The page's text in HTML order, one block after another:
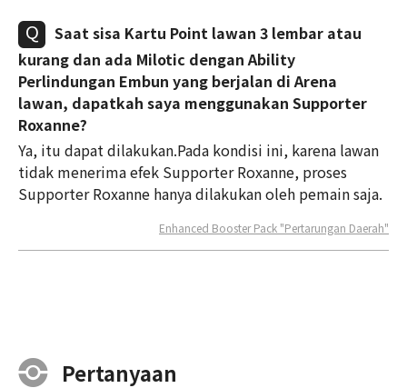
Saat sisa Kartu Point lawan 3 lembar atau
kurang dan ada Milotic dengan Ability
Perlindungan Embun yang berjalan di Arena
lawan, dapatkah saya menggunakan Supporter
Roxanne?
Ya, itu dapat dilakukan.Pada kondisi ini, karena lawan
tidak menerima efek Supporter Roxanne, proses
Supporter Roxanne hanya dilakukan oleh pemain saja.
Enhanced Booster Pack "Pertarungan Daerah"
Pertanyaan